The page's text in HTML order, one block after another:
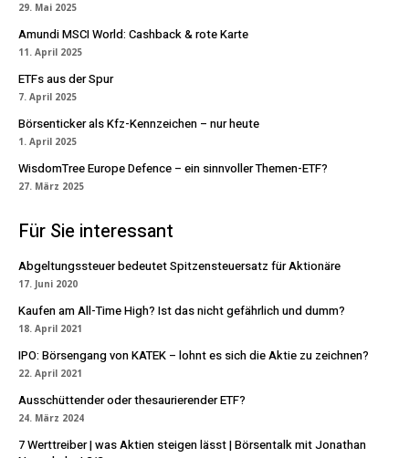
29. Mai 2025
Amundi MSCI World: Cashback & rote Karte
11. April 2025
ETFs aus der Spur
7. April 2025
Börsenticker als Kfz-Kennzeichen – nur heute
1. April 2025
WisdomTree Europe Defence – ein sinnvoller Themen-ETF?
27. März 2025
Für Sie interessant
Abgeltungssteuer bedeutet Spitzensteuersatz für Aktionäre
17. Juni 2020
Kaufen am All-Time High? Ist das nicht gefährlich und dumm?
18. April 2021
IPO: Börsengang von KATEK – lohnt es sich die Aktie zu zeichnen?
22. April 2021
Ausschüttender oder thesaurierender ETF?
24. März 2024
7 Werttreiber | was Aktien steigen lässt | Börsentalk mit Jonathan